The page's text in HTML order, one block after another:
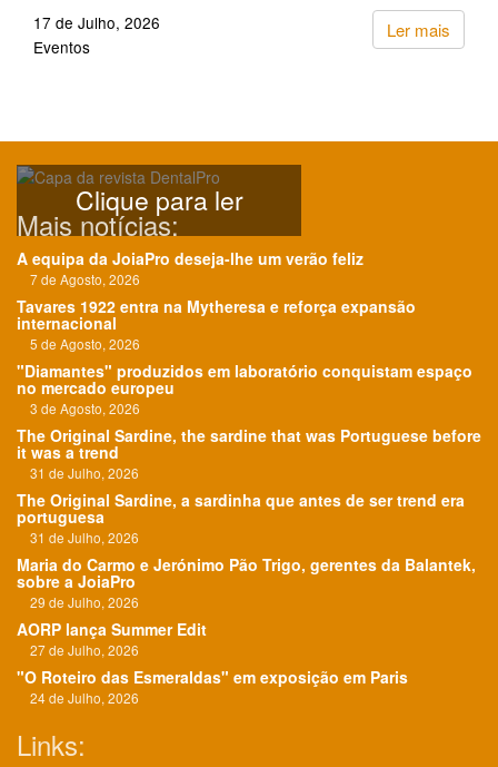
Ler mais
17 de Julho, 2026
Eventos
Clique para ler
Mais notícias:
A equipa da JoiaPro deseja-lhe um verão feliz
7 de Agosto, 2026
Tavares 1922 entra na Mytheresa e reforça expansão
internacional
5 de Agosto, 2026
"Diamantes" produzidos em laboratório conquistam espaço
no mercado europeu
3 de Agosto, 2026
The Original Sardine, the sardine that was Portuguese before
it was a trend
31 de Julho, 2026
The Original Sardine, a sardinha que antes de ser trend era
portuguesa
31 de Julho, 2026
Maria do Carmo e Jerónimo Pão Trigo, gerentes da Balantek,
sobre a JoiaPro
29 de Julho, 2026
AORP lança Summer Edit
27 de Julho, 2026
"O Roteiro das Esmeraldas" em exposição em Paris
24 de Julho, 2026
Links: